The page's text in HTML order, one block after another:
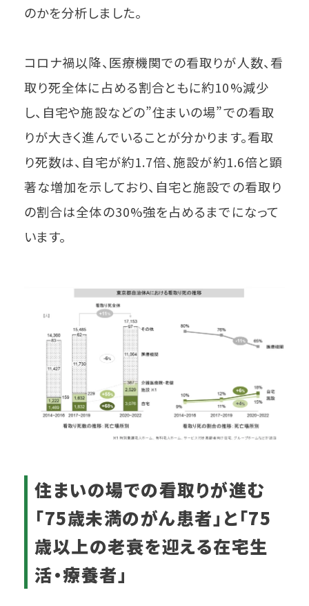
のかを分析しました。
コロナ禍以降、医療機関での看取りが人数、看
取り死全体に占める割合ともに約10%減少
し、自宅や施設などの”住まいの場”での看取
りが大きく進んでいることが分かります。看取
り死数は、自宅が約1.7倍、施設が約1.6倍と顕
著な増加を示しており、自宅と施設での看取り
の割合は全体の30%強を占めるまでになって
います。
住まいの場での看取りが進む
「75歳未満のがん患者」と「75
歳以上の老衰を迎える在宅生
活・療養者」